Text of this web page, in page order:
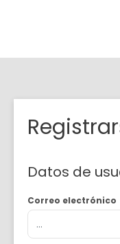
Datos de
Correo electrónico